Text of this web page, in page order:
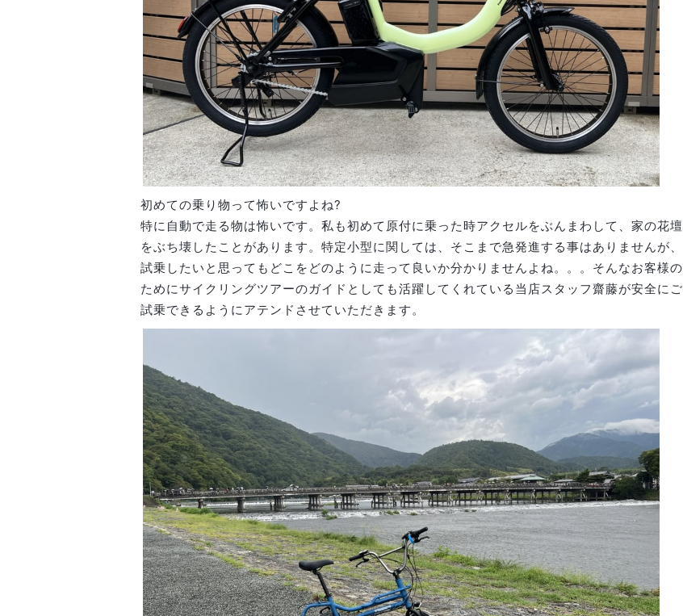
初めての乗り物って怖いですよね?
特に自動で走る物は怖いです。私も初めて原付に乗った時アクセルをぶんまわして、家の花壇
をぶち壊したことがあります。特定小型に関しては、そこまで急発進する事はありませんが、
試乗したいと思ってもどこをどのように走って良いか分かりませんよね。。。そんなお客様の
ためにサイクリングツアーのガイドとしても活躍してくれている当店スタッフ齋藤が安全にご
試乗できるようにアテンドさせていただきます。